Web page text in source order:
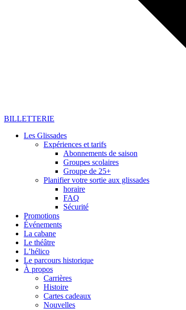
BILLETTERIE
Les Glissades
Expériences et tarifs
Abonnements de saison
Groupes scolaires
Groupe de 25+
Planifier votre sortie aux glissades
horaire
FAQ
Sécurité
Promotions
Événements
La cabane
Le théâtre
L’hélico
Le parcours historique
À propos
Carrières
Histoire
Cartes cadeaux
Nouvelles